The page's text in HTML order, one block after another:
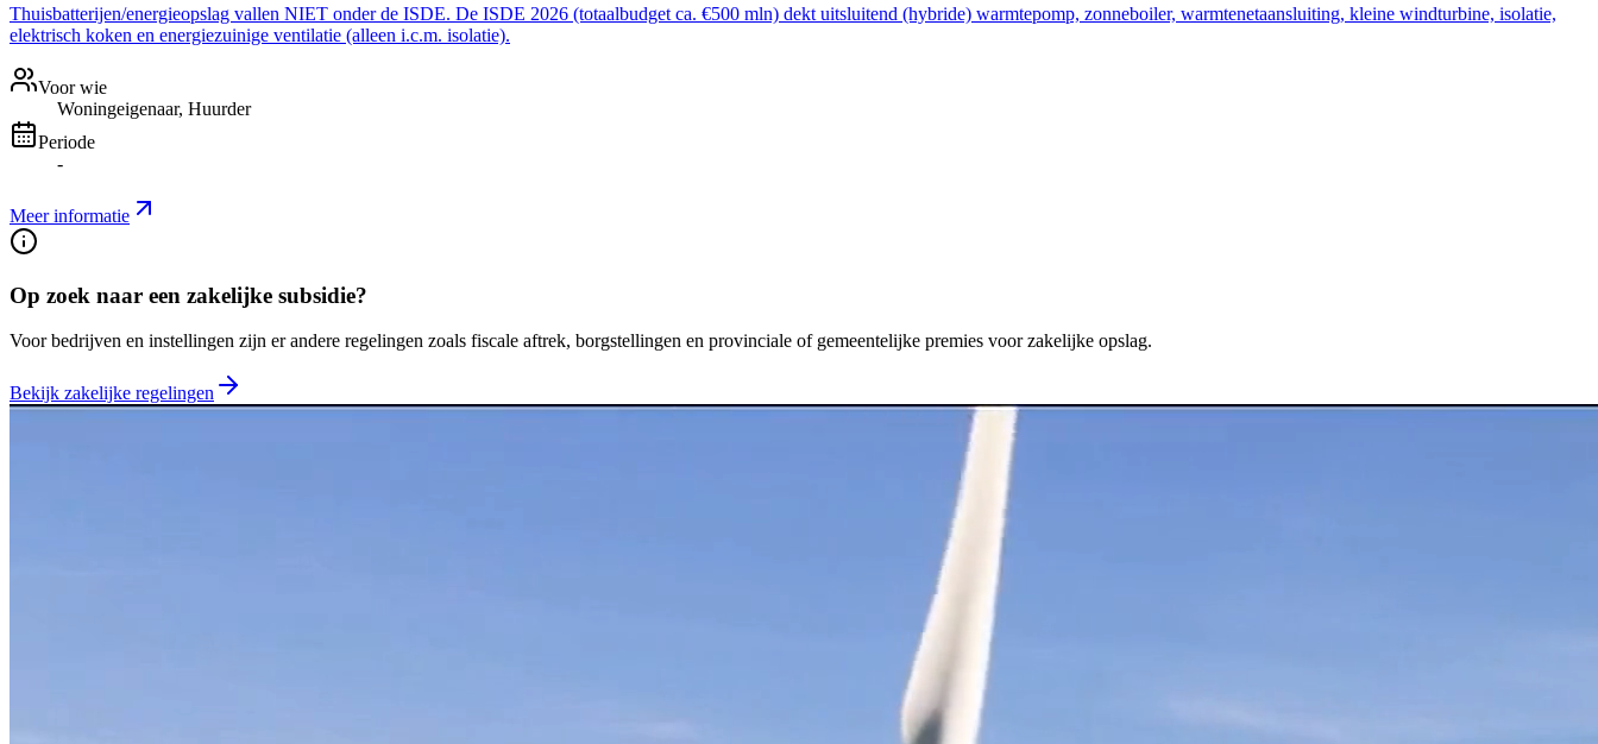
Thuisbatterijen/energieopslag vallen NIET onder de ISDE. De ISDE 2026 (totaalbudget ca. €500 mln) dekt uitsluitend (hybride) warmtepomp, zonneboiler, warmtenetaansluiting, kleine windturbine, isolatie,
elektrisch koken en energiezuinige ventilatie (alleen i.c.m. isolatie).
Voor wie
Woningeigenaar, Huurder
Periode
-
Meer informatie
Op zoek naar een zakelijke subsidie?
Voor bedrijven en instellingen zijn er andere regelingen zoals fiscale aftrek, borgstellingen en provinciale of gemeentelijke premies voor zakelijke opslag.
Bekijk zakelijke regelingen